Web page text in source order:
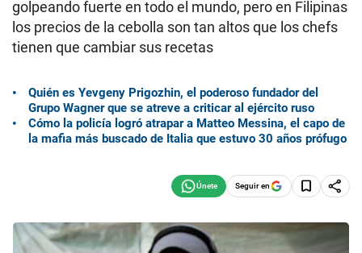
golpeando fuerte en todo el mundo, pero en Filipinas
los precios de la cebolla son tan altos que los chefs
tienen que cambiar sus recetas
Quién es Yevgeny Prigozhin, el poderoso fundador del
Grupo Wagner que se atreve a criticar al ejército ruso
Cómo la policía logró atrapar a Matteo Messina, el capo de
la mafia más buscado de Italia que estuvo 30 años prófugo
Seguir en